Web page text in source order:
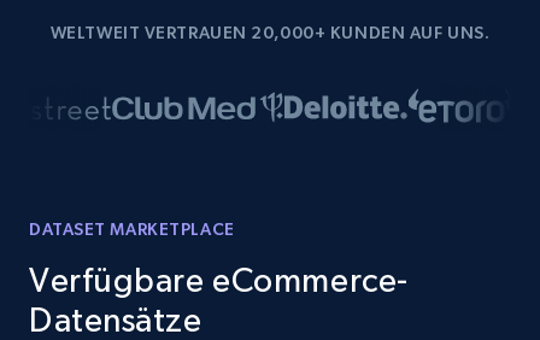
WELTWEIT VERTRAUEN 20,000+ KUNDEN AUF UNS.
DATASET MARKETPLACE
Verfügbare eCommerce-
Datensätze